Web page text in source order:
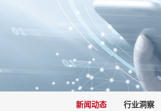
新闻动态 行业洞察